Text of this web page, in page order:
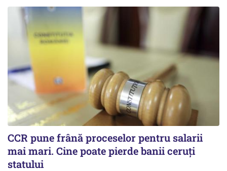
CCR pune frână proceselor pentru salarii
mai mari. Cine poate pierde banii ceruți
statului